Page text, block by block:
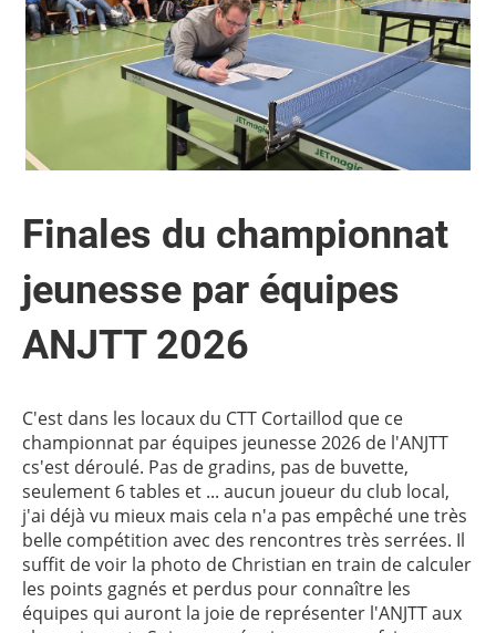
Finales du championnat
jeunesse par équipes
ANJTT 2026
C'est dans les locaux du CTT Cortaillod que ce
championnat par équipes jeunesse 2026 de l'ANJTT
cs'est déroulé. Pas de gradins, pas de buvette,
seulement 6 tables et ... aucun joueur du club local,
j'ai déjà vu mieux mais cela n'a pas empêché une très
belle compétition avec des rencontres très serrées. Il
suffit de voir la photo de Christian en train de calculer
les points gagnés et perdus pour connaître les
équipes qui auront la joie de représenter l'ANJTT aux